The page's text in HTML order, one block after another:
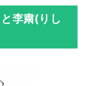
李粛(りし